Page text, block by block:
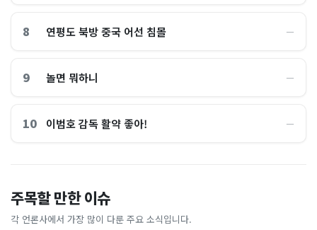
8 연평도 북방 중국 어선 침몰 ―
9 놀면 뭐하니 ―
10 이범호 감독 활약 좋아! ―
주목할 만한 이슈
각 언론사에서 가장 많이 다룬 주요 소식입니다.
홈플러스, 2000억원으로 '시
간'을 샀다
비즈워치
왜?매일경제
[날씨] 오늘 밤 또 내린다...내
륙 중심 최대 150mm
졌다...국산 53개 중소기업이